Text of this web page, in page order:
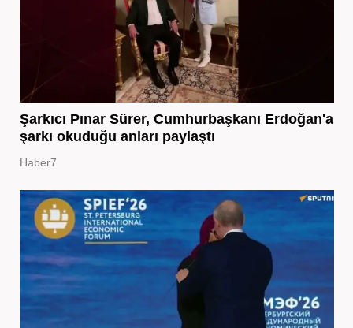
Şarkıcı Pınar Sürer, Cumhurbaşkanı Erdoğan'a
şarkı okuduğu anları paylaştı
Haber7